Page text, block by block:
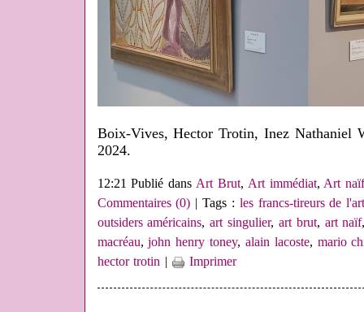
Boix-Vives, Hector Trotin, Inez Nathaniel
2024.
12:21 Publié dansArt Brut, Art immédiat,Art
Commentaires (0) | Tags : les francs-tireurs de
outsiders américains,art singulier, art brut, art naïf
macréau,john henry toney, alain lacoste, mario
hector trotin | Imprimer